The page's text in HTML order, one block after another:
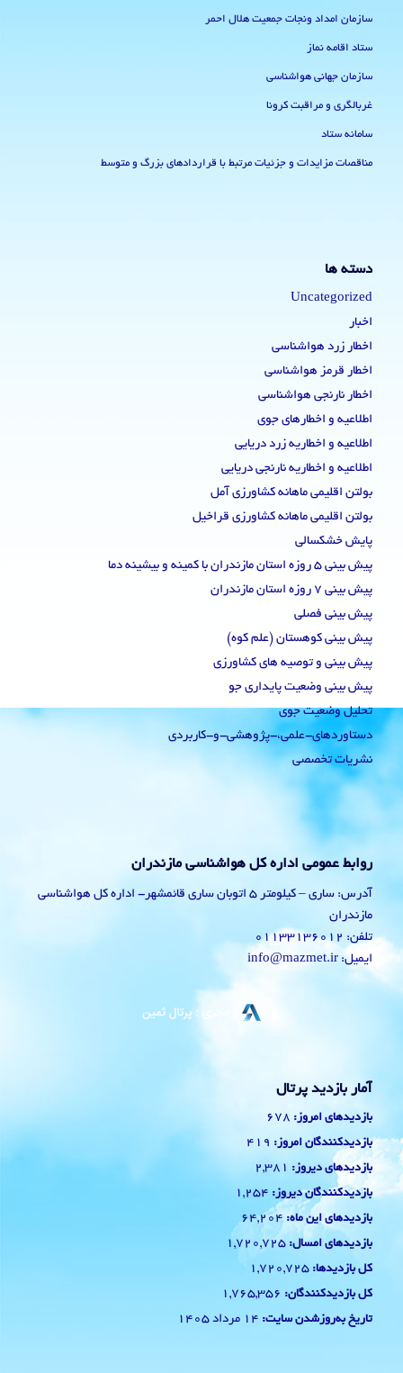
سازمان امداد ونجات جمعیت هلال احمر
ستاد اقامه نماز
سازمان جهانی هواشناسی
غربالگری و مراقبت کرونا
سامانه ستاد
مناقصات مزایدات و جزئیات مرتبط با قراردادهای بزرگ و متوسط
دسته ها
Uncategorized
اخبار
اخطار زرد هواشناسی
اخطار قرمز هواشناسی
اخطار نارنجی هواشناسی
اطلاعیه و اخطارهای جوی
اطلاعیه و اخطاریه زرد دریایی
اطلاعیه و اخطاریه نارنجی دریایی
بولتن اقلیمی ماهانه کشاورزی آمل
بولتن اقلیمی ماهانه کشاورزی قراخیل
پایش خشکسالی
پیش بینی 5 روزه استان مازندران با کمینه و بیشینه دما
پیش بینی 7 روزه استان مازندران
پیش بینی فصلی
پیش بینی کوهستان (علم کوه)
پیش بینی و توصیه های کشاورزی
پیش بینی وضعیت پایداری جو
تحلیل وضعیت جوی
دستاوردهای-علمی،-پژوهشی-و-کاربردی
نشریات تخصصی
روابط عمومی اداره کل هواشناسی مازندران
آدرس: ساری – کیلومتر 5 اتوبان ساری قائمشهر- اداره کل هواشناسی
مازندران
تلفن: 01133136012
ایمیل: info@mazmet.ir
آمار بازدید پرتال
بازدیدهای امروز: 678
بازدیدکنندگان امروز: 419
بازدیدهای دیروز: 2,381
بازدیدکنندگان دیروز: 1,254
بازدیدهای این ماه: 64,204
بازدیدهای امسال: 1,720,725
کل بازدیدها: 1,720,725
کل بازدیدکنند‌گان: 1,765,356
تاریخ به‌روزشدن سایت: 14 مرداد 1405